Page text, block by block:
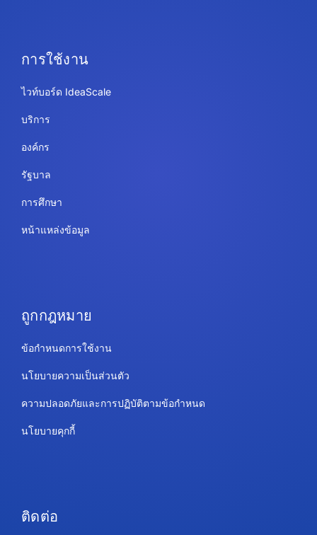
การใช้งาน
ไวท์บอร์ด IdeaScale
บริการ
องค์กร
รัฐบาล
การศึกษา
หน้าแหล่งข้อมูล
ถูกกฎหมาย
ข้อกำหนดการใช้งาน
นโยบายความเป็นส่วนตัว
ความปลอดภัยและการปฏิบัติตามข้อกำหนด
นโยบายคุกกี้
ติดต่อ